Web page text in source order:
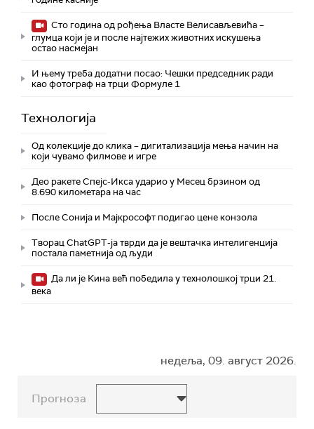
Сто година од рођења Власте Велисављевића –
глумца који је и после најтежих животних искушења
остао насмејан
И њему треба додатни посао: Чешки председник ради
као фотограф на трци Формуле 1
Технологијa
Од колекције до клика – дигитализација мења начин на
који чувамо филмове и игре
Део ракете Спејс-Икса ударио у Месец брзином од
8.690 километара на час
После Сонија и Мајкрософт подигао цене конзола
Творац ChatGPT-ја тврди да је вештачка интелигенција
постала паметнија од људи
Да ли је Кина већ победила у технолошкој трци 21.
века
недеља, 09. август 2026.
Прогноза